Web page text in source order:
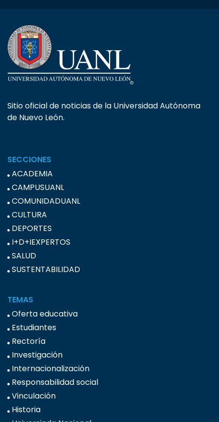
Sitio oficial de noticias de la Universidad Autónoma
de Nuevo León.
SECCIONES
ACADEMIA
CAMPUSUANL
COMUNIDADUANL
CULTURA
DEPORTES
I+D+IEXPERTOS
SALUD
SUSTENTABILIDAD
TEMAS
Oferta educativa
Estudiantes
Rectoría
Investigación
Internacionalización
Responsabilidad social
Vinculación
Historia